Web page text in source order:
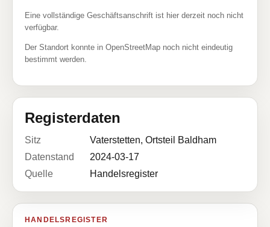
Eine vollständige Geschäftsanschrift ist hier derzeit noch nicht
verfügbar.
Der Standort konnte in OpenStreetMap noch nicht eindeutig
bestimmt werden.
Registerdaten
Sitz
Vaterstetten, Ortsteil Baldham
Datenstand
2024-03-17
Quelle
Handelsregister
HANDELSREGISTER